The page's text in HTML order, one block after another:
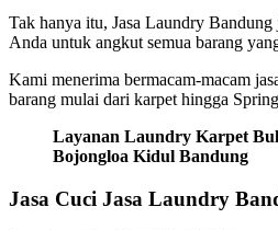
Tak hanya itu, Jasa Laundry Bandung
Anda untuk angkut semua barang
Kami menerima bermacam-macam
barang mulai dari karpet hingga
Layanan Laundry Karpet
Bojongloa Kidul Bandung
Jasa Cuci Jasa Laundry